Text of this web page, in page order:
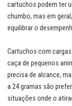
cartuchos podem ter
chumbo, mas em
equilibrar o
Cartuchos com
caça de pequenos
precisa de alcance,
a 24 gramas são
situações onde o